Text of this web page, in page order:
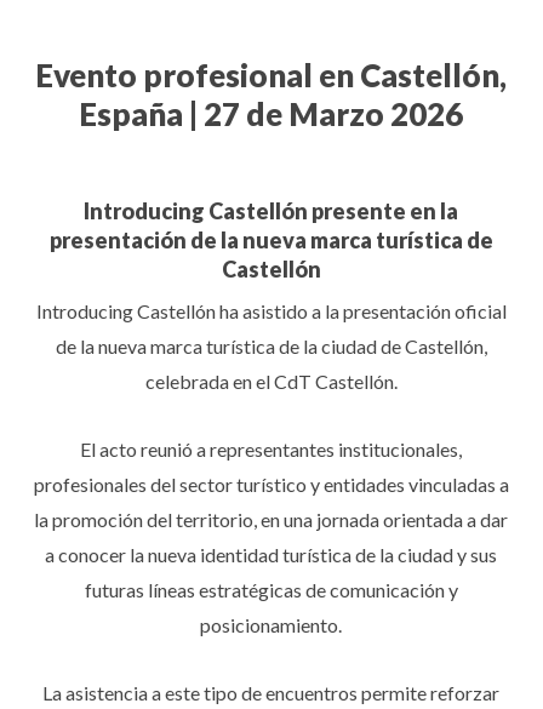
Evento profesional en Castellón,
España | 27 de Marzo 2026
Introducing Castellón presente en la
presentación de la nueva marca turística de
Castellón
Introducing Castellón ha asistido a la presentación oficial
de la nueva marca turística de la ciudad de Castellón,
celebrada en el CdT Castellón.
El acto reunió a representantes institucionales,
profesionales del sector turístico y entidades vinculadas a
la promoción del territorio, en una jornada orientada a dar
a conocer la nueva identidad turística de la ciudad y sus
futuras líneas estratégicas de comunicación y
posicionamiento.
La asistencia a este tipo de encuentros permite reforzar